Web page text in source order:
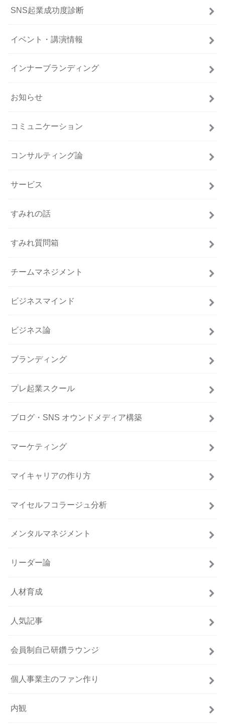
SNS起業成功度診断
イベント・講演情報
インナーブランディング
お知らせ
コミュニケーション
コンサルティング論
サービス
すみれの話
すみれ質問箱
チームマネジメント
ビジネスマインド
ビジネス論
ブランディング
プレ起業スクール
ブログ・SNS オウンドメディア構築
マーケティング
マイキャリアの作り方
マイセルフコラージュ分析
メンタルマネジメント
リーダー論
人材育成
人気記事
会員制自己研鑽ラウンジ
個人事業主のファン作り
内観